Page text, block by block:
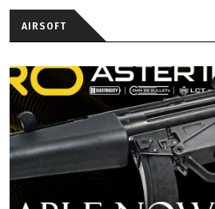
AIRSOFT